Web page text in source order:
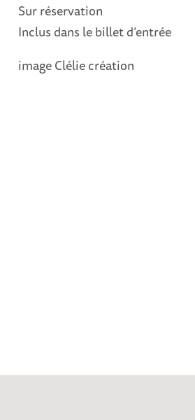
Sur réservation
Inclus dans le billet d’entrée
image Clélie création